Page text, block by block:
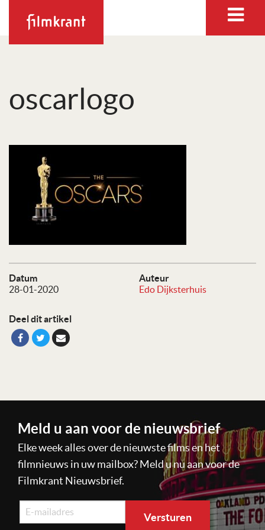
oscarlogo
Datum
28-01-2020
Auteur
Edo Dijksterhuis
Deel dit artikel
Meld u aan voor de nieuwsbrief
Elke week alles over de nieuwste films en het
filmnieuws in uw mailbox? Meld u nu aan voor de
Filmkrant Nieuwsbrief.